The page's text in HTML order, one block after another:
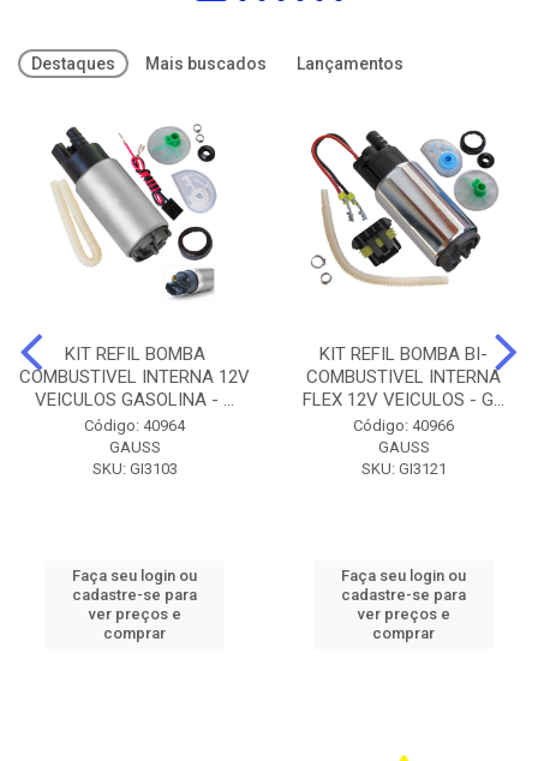
Destaques Mais buscados Lançamentos
KIT REFIL BOMBA
COMBUSTIVEL INTERNA 12V
VEICULOS GASOLINA - ...
Código: 40964
GAUSS
SKU: GI3103
Faça seu login ou
cadastre-se para
ver preços e
comprar
KIT REFIL BOMBA BI-
COMBUSTIVEL INTERNA
FLEX 12V VEICULOS - G...
Código: 40966
GAUSS
SKU: GI3121
Faça seu login ou
cadastre-se para
ver preços e
comprar